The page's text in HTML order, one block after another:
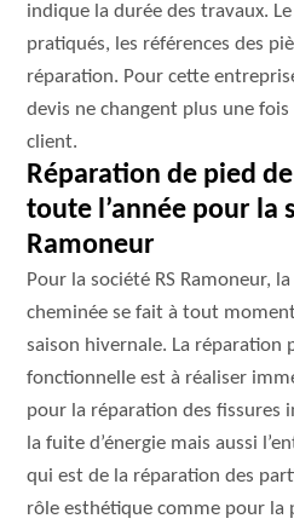
indique la durée des travaux.
pratiqués, les références des
réparation. Pour cette
devis ne changent plus une
client.
Réparation de pied
toute l’année pour la
Ramoneur
Pour la société RS Ramoneur,
cheminée se fait à tout
saison hivernale. La réparation
fonctionnelle est à réaliser
pour la réparation des
la fuite d’énergie mais aussi
qui est de la réparation des
rôle esthétique comme pour la